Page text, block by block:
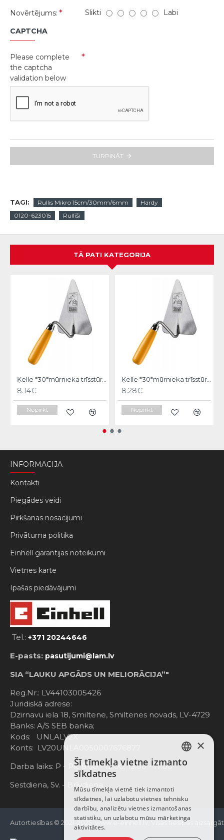
Novērtējums:
Slikti Labi
CAPTCHA
Please complete
the captcha
validation below
TURPINĀT
TAGI: Rullis Mikro 15cm/30mm/6mm
Hardy
0120-623015
Rullīši
TĀ PATI KATEGORIJA
Ķelle *30*mūrnieka trīsstūra 18cm, Hardy
8.14€
Nopirkt
Ķelle *30*mūrnieka trīsstūra 20cm, Hardy
8.28€
Nopirkt
INFORMĀCIJA
Kontakti
Piegādes veidi
Pirkšanas nosacījumi
Privātuma politika
Einhell garantijas noteikumi
Vietnes karte
Ipašas piedāvājumi
Tel.: +371 20244646
E-pasts: pasutijumi@lam.lv
SIA “LAUKU APGĀDS UN MELIORĀCIJA”"
Reg.Nr.: LV44103005426
Juridiskā adrese:
Dzirnavu iela 18, Smiltene, Smiltenes novads, LV-4729
Banks: A/S SEB banka;
Kods: UNLALV2X
Konts: LV20UNLA0050007676877
Darba laiks: P - Pk. 8:00 - 12:00; 13:00 - 17:00
Sestdiena, Sv. - Brīvdiena
Autortiesības © 2021-2025, www.e-einhell.lv, Visas tiesības
LATVIAN
ENGLISH
×
Šī tīmekļa vietne izmanto
sīkdatnes
Mūsu tīmekļa vietnē tiek izmantoti
sīkdatnes, lai uzlabotu vietnes tehnisku
darbību, analizētu vietnes izmantošanas
statistiku, un uzlabotu mūsu mārketinga
aktivitātes.